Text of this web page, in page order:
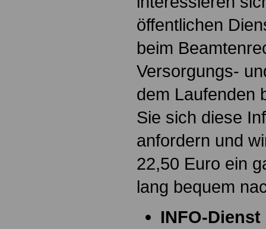
öffentlichen
beim
Versorgungs-
dem Laufenden
Sie sich diese
anfordern und
22,50 Euro ein
lang bequem
INFO-